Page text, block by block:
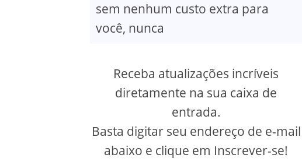
sem nenhum custo extra para
você, nunca
Receba atualizações incríveis
diretamente na sua caixa de
entrada.
Basta digitar seu endereço de e-mail
abaixo e clique em Inscrever-se!